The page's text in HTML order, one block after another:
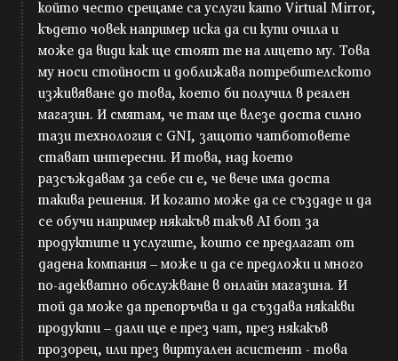
който често срещаме са услуги като Virtual Mirror,
където човек например иска да си купи очила и
може да види как ще стоят те на лицето му. Това
му носи стойност и доближава потребителското
изживяване до това, което би получил в реален
магазин. И смятам, че там ще влезе доста силно
тази технология с GNI, защото чатботовете
стават интересни. И това, над което
разсъждавам за себе си е, че вече има доста
такива решения. И когато може да се създаде и да
се обучи например някакъв такъв AI бот за
продуктите и услугите, които се предлагат от
дадена компания – може и да се предложи и много
по-адекватно обслужване в онлайн магазина. И
той да може да препоръчва и да създава някакви
продукти – дали ще е през чат, през някакъв
прозорец, или през виртуален асистент - това